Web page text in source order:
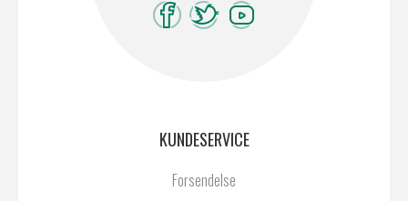
KUNDESERVICE
Forsendelse